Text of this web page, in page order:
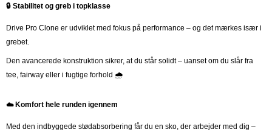
🔒 Stabilitet og greb i topklasse
Drive Pro Clone er udviklet med fokus på performance – og det mærkes især i
grebet.
Den avancerede konstruktion sikrer, at du står solidt – uanset om du slår fra
tee, fairway eller i fugtige forhold 🌧️
☁️ Komfort hele runden igennem
Med den indbyggede stødabsorbering får du en sko, der arbejder med dig –